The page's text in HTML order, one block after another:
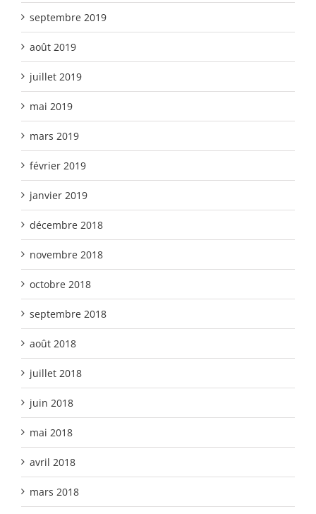
septembre 2019
août 2019
juillet 2019
mai 2019
mars 2019
février 2019
janvier 2019
décembre 2018
novembre 2018
octobre 2018
septembre 2018
août 2018
juillet 2018
juin 2018
mai 2018
avril 2018
mars 2018